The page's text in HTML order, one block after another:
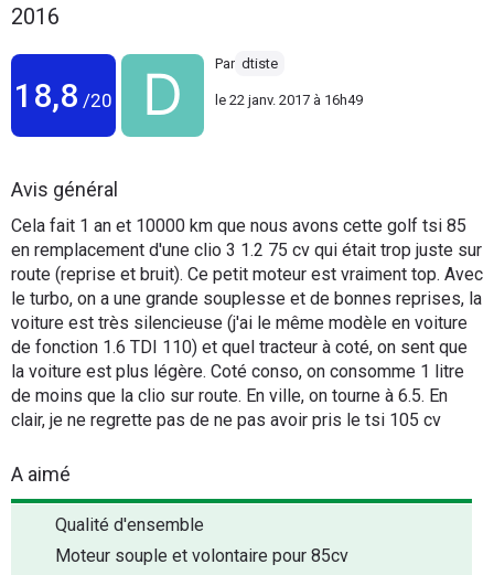
Utilitaires
Auto
Services
Forum
Moto
Marques
2016
18,8 /20
Par dtiste
le 22 janv. 2017 à 16h49
Avis général
Cela fait 1 an et 10000 km que nous avons cette golf tsi 85
en remplacement d'une clio 3 1.2 75 cv qui était trop juste sur
route (reprise et bruit). Ce petit moteur est vraiment top. Avec
le turbo, on a une grande souplesse et de bonnes reprises, la
voiture est très silencieuse (j'ai le même modèle en voiture
de fonction 1.6 TDI 110) et quel tracteur à coté, on sent que
la voiture est plus légère. Coté conso, on consomme 1 litre
de moins que la clio sur route. En ville, on tourne à 6.5. En
clair, je ne regrette pas de ne pas avoir pris le tsi 105 cv
A aimé
Qualité d'ensemble
Moteur souple et volontaire pour 85cv